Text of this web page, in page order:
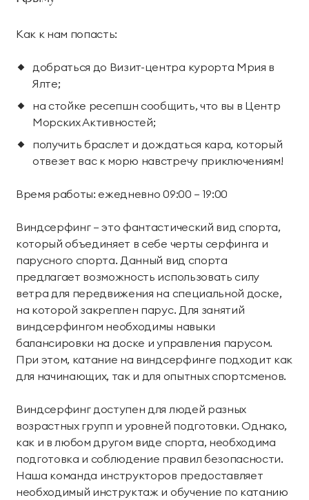
Как к нам попасть:
добраться до Визит-центра курорта Мрия в
Ялте;
на стойке ресепшн сообщить, что вы в Центр
Морских Активностей;
получить браслет и дождаться кара, который
отвезет вас к морю навстречу приключениям!
Время работы: ежедневно 09:00 — 19:00
Виндсерфинг – это фантастический вид спорта,
который объединяет в себе черты серфинга и
парусного спорта. Данный вид спорта
предлагает возможность использовать силу
ветра для передвижения на специальной доске,
на которой закреплен парус. Для занятий
виндсерфингом необходимы навыки
балансировки на доске и управления парусом.
При этом, катание на виндсерфинге подходит как
для начинающих, так и для опытных спортсменов.
Виндсерфинг доступен для людей разных
возрастных групп и уровней подготовки. Однако,
как и в любом другом виде спорта, необходима
подготовка и соблюдение правил безопасности.
Наша команда инструкторов предоставляет
необходимый инструктаж и обучение по катанию